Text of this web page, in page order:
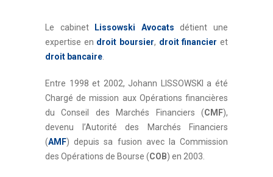
Le cabinet Lissowski Avocats détient une
expertise en droit boursier, droit financier et
droit bancaire
Entre 1998 et 2002, Johann LISSOWSKI a été
Chargé de mission aux Opérations financières
du Conseil des Marchés Financiers (CMF),
devenu l’Autorité des Marchés Financiers
(AMF) depuis sa fusion avec la Commission
des Opérations de Bourse (COB) en 2003.